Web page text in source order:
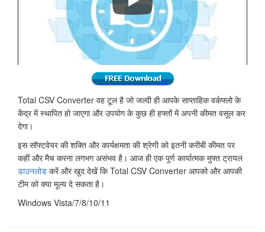
Total CSV Converter
Total CSV Converter वह टूल है जो जल्दी ही आपके साप्ताहिक वर्कफ्लो के
केंद्र में स्थापित हो जाएगा और उपयोग के कुछ ही हफ्तों में अपनी कीमत वसूल कर
देगा।
इस सॉफ्टवेयर की शक्ति और कार्यक्षमता की श्रेणी को इतनी करीबी कीमत पर
कहीं और मैच करना लगभग असंभव है। आज ही एक पूर्ण कार्यात्मक मुफ्त ट्रायल
डाउनलोड करें और खुद देखें कि Total CSV Converter आपको और आपकी
टीम को क्या मूल्य दे सकता है।
Windows Vista/7/8/10/11